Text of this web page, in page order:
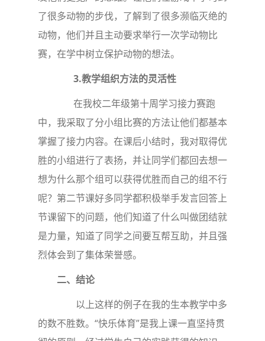
了很多动物的步伐，了解到了很多濒临灭绝的
动物，他们并且主动要求举行一次学动物比
赛，在学中树立保护动物的想法。
3.教学组织方法的灵活性
在我校二年级第十周学习接力赛跑
中，我采取了分小组比赛的方法让他们都基本
掌握了接力内容。在课后小结时，我对取得优
胜的小组进行了表扬，并让同学们都回去想一
想为什么那个组可以获得优胜而自己的组不行
呢？第二节课好多同学都积极举手发言回答上
节课留下的问题，他们知道了什么叫做团结就
是力量，知道了同学之间要互帮互助，并且强
烈体会到了集体荣誉感。
二、结论
以上这样的例子在我的生本教学中多
的数不胜数。“快乐体育”是我上课一直坚持贯